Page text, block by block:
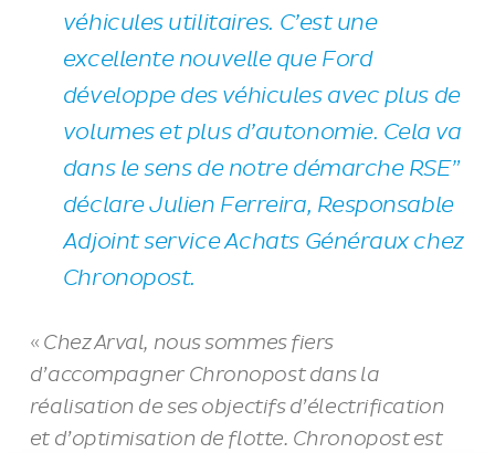
véhicules utilitaires. C’est une
excellente nouvelle que Ford
développe des véhicules avec plus de
volumes et plus d’autonomie. Cela va
dans le sens de notre démarche RSE”
déclareJulien Ferreira, Responsable
Adjoint service Achats Généraux chez
Chronopost.
« Chez Arval, nous sommes fiers
d’accompagner Chronopost dans la
réalisation de ses objectifs d’électrification
et d’optimisation de flotte. Chronopost est